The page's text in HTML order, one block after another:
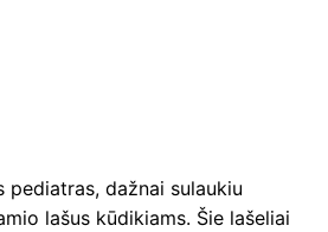
pediatras, dažnai sulaukiu
lašus kūdikiams. Šie lašeliai